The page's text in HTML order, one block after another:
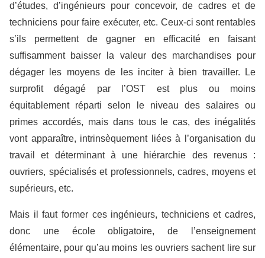
d’études, d’ingénieurs pour concevoir, de cadres et de
techniciens pour faire exécuter, etc. Ceux-ci sont rentables
s’ils permettent de gagner en efficacité en faisant
suffisamment baisser la valeur des marchandises pour
dégager les moyens de les inciter à bien travailler. Le
surprofit dégagé par l’OST est plus ou moins
équitablement réparti selon le niveau des salaires ou
primes accordés, mais dans tous le cas, des inégalités
vont apparaître, intrinsèquement liées à l’organisation du
travail et déterminant à une hiérarchie des revenus :
ouvriers, spécialisés et professionnels, cadres, moyens et
supérieurs, etc.
Mais il faut former ces ingénieurs, techniciens et cadres,
donc une école obligatoire, de l’enseignement
élémentaire, pour qu’au moins les ouvriers sachent lire sur